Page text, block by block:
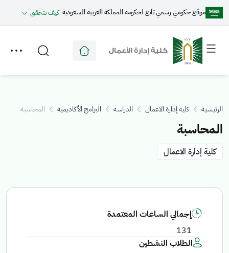
موقع حكومي رسمي تابع لحكومة المملكة العربية السعودية كيف تتحقق
Toggle
menu
Toggle
secondary
menu
الرئيسية كلية إدارة الاعمال الدراسة البرامج الأكاديمية المحاسبة
المحاسبة
كلية إدارة الاعمال
إجمالي الساعات المعتمدة
131
الطلاب النشطين